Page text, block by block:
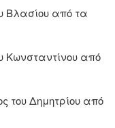
από τα
από
Δημητρίου από